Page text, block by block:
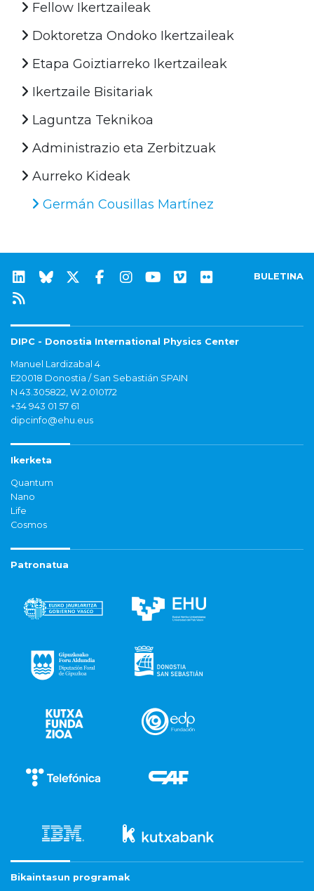
Fellow Ikertzaileak
Doktoretza Ondoko Ikertzaileak
Etapa Goiztiarreko Ikertzaileak
Ikertzaile Bisitariak
Laguntza Teknikoa
Administrazio eta Zerbitzuak
Aurreko Kideak
Germán Cousillas Martínez
BULETINA
DIPC - Donostia International Physics Center
Manuel Lardizabal 4
E20018 Donostia / San Sebastián SPAIN
N 43.305822, W 2.010172
+34 943 01 57 61
dipcinfo@ehu.eus
Ikerketa
Quantum
Nano
Life
Cosmos
Patronatua
Bikaintasun programak